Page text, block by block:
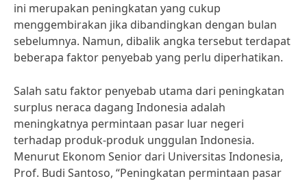
ini merupakan peningkatan yang cukup
menggembirakan jika dibandingkan dengan bulan
sebelumnya. Namun, dibalik angka tersebut terdapat
beberapa faktor penyebab yang perlu diperhatikan.
Salah satu faktor penyebab utama dari peningkatan
surplus neraca dagang Indonesia adalah
meningkatnya permintaan pasar luar negeri
terhadap produk-produk unggulan Indonesia.
Menurut Ekonom Senior dari Universitas Indonesia,
Prof. Budi Santoso, “Peningkatan permintaan pasar